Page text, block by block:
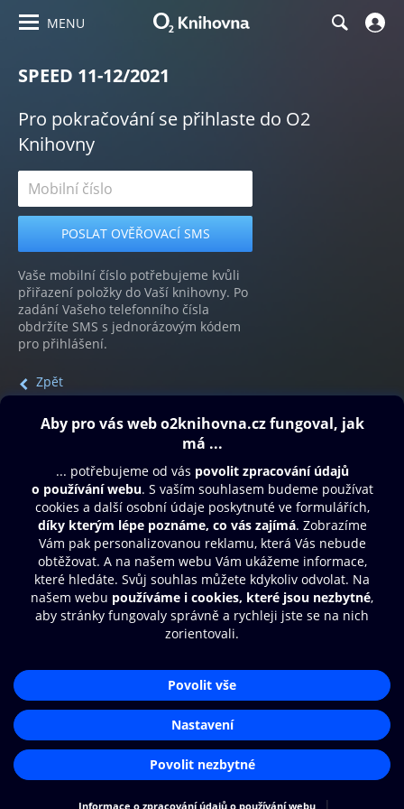
MENU
SPEED 11-12/2021
Pro pokračování se přihlaste do O2
Knihovny
Vaše mobilní číslo potřebujeme kvůli
přiřazení položky do Vaší knihovny. Po
zadání Vašeho telefonního čísla
obdržíte SMS s jednorázovým kódem
pro přihlášení.
Zpět
Obsah ke stažení
Moje O2 Knihovna
Další zábava
© O2 Czech Republic a.s.
Přístupnost
Zásady zpracování osobních údajů
Nastavení cookies
Aplikace O2 Knihovna
Čti a poslouchej své e-knihy a
audioknihy rychleji a pohodlněji.